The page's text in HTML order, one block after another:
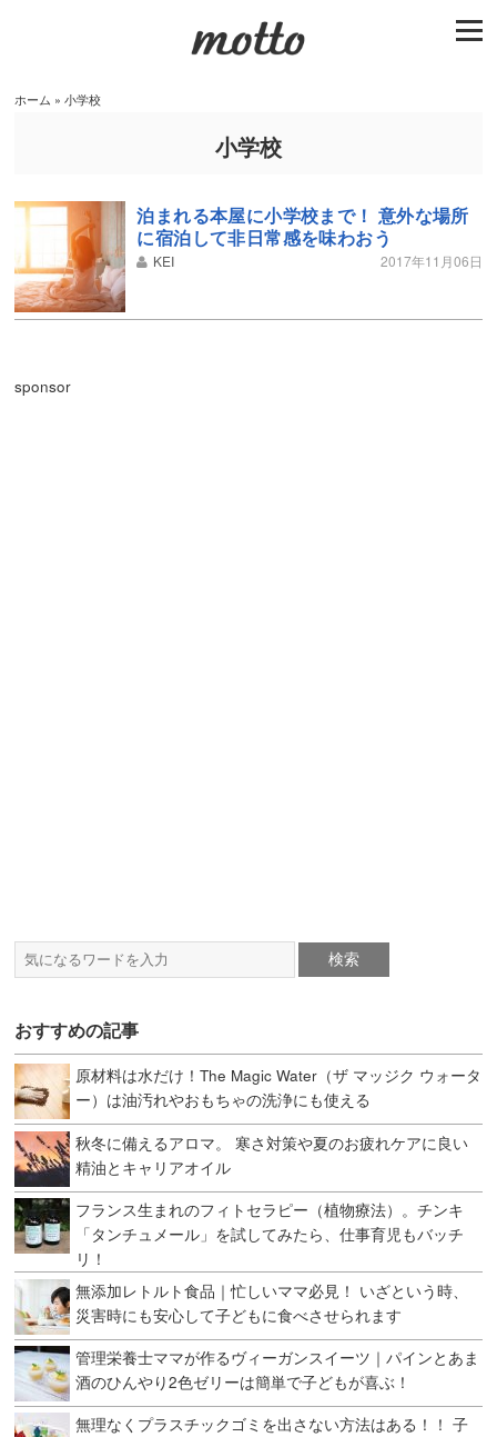
ホーム »小学校
小学校
泊まれる本屋に小学校まで！ 意外な場所
に宿泊して非日常感を味わおう
KEI 2017年11月06日
sponsor
おすすめの記事
原材料は水だけ！The Magic Water（ザ マッジク ウォータ
ー）は油汚れやおもちゃの洗浄にも使える
秋冬に備えるアロマ。 寒さ対策や夏のお疲れケアに良い
精油とキャリアオイル
フランス生まれのフィトセラピー（植物療法）。チンキ
「タンチュメール」を試してみたら、仕事育児もバッチ
リ！
無添加レトルト食品｜忙しいママ必見！ いざという時、
災害時にも安心して子どもに食べさせられます
管理栄養士ママが作るヴィーガンスイーツ｜パインとあま
酒のひんやり2色ゼリーは簡単で子どもが喜ぶ！
無理なくプラスチックゴミを出さない方法はある！！ 子